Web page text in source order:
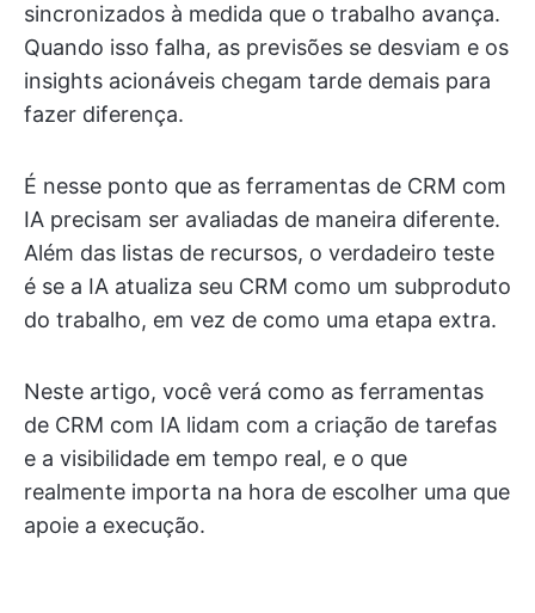
sincronizados à medida que o trabalho avança.
Quando isso falha, as previsões se desviam e os
insights acionáveis chegam tarde demais para
fazer diferença.
É nesse ponto que as ferramentas de CRM com
IA precisam ser avaliadas de maneira diferente.
Além das listas de recursos, o verdadeiro teste
é se a IA atualiza seu CRM como um subproduto
do trabalho, em vez de como uma etapa extra.
Neste artigo, você verá como as ferramentas
de CRM com IA lidam com a criação de tarefas
e a visibilidade em tempo real, e o que
realmente importa na hora de escolher uma que
apoie a execução.